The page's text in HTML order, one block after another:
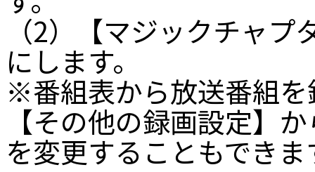
（2）【マジックチャ
にします。
※番組表から放送番組
【その他の録画設定】
を変更することもできま